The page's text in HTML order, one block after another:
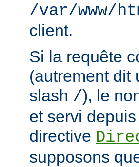
/var/www/
client.
Si la requête
(autrement dit
slash /), le
et servi
directive
supposons